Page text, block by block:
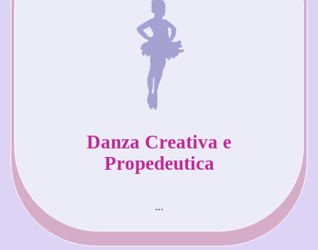
Danza Creativa e
Propedeutica
...